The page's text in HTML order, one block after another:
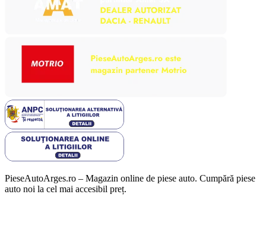
PieseAutoArges.ro – Magazin online de piese auto. Cumpără piese
auto noi la cel mai accesibil preț.